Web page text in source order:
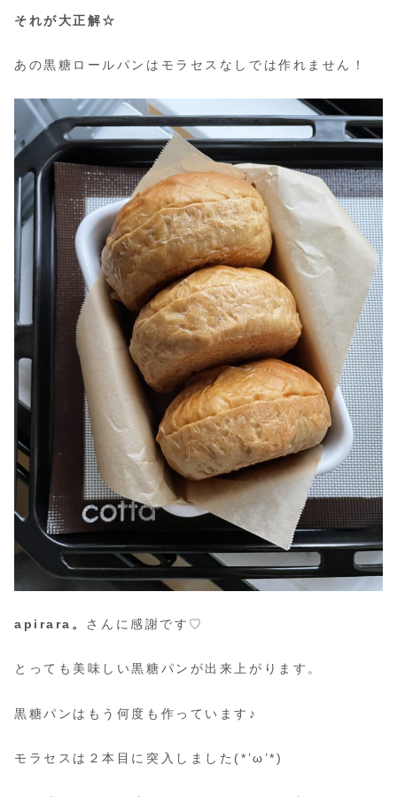
それが大正解☆
あの黒糖ロールパンはモラセスなしでは作れません！
apirara。 さんに感謝です♡
とっても美味しい黒糖パンが出来上がります。
黒糖パンはもう何度も作っています♪
モラセスは２本目に突入しました(*’ω’*)